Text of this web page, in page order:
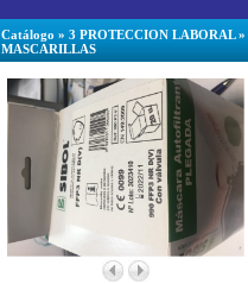
Catálogo » 3 PROTECCION LABORAL»
MASCARILLAS